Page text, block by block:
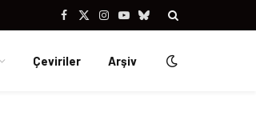
Facebook
X
Instagram
YouTubeBluesky
Çeviriler Arşiv